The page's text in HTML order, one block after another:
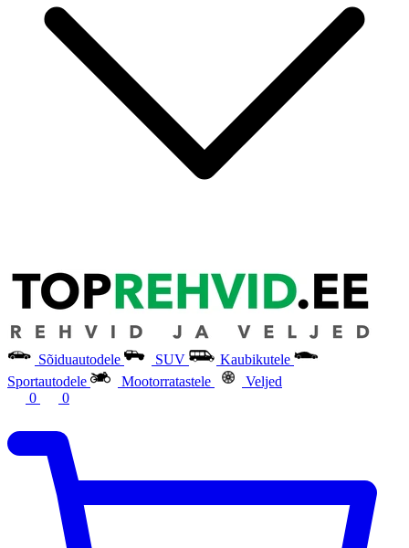
Sõiduautodele SUV
Kaubikutele
Sportautodele
Mootorratastele
Veljed
0
0